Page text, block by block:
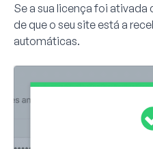
Se a sua licença foi ativada
de que o seu site está a
automáticas.